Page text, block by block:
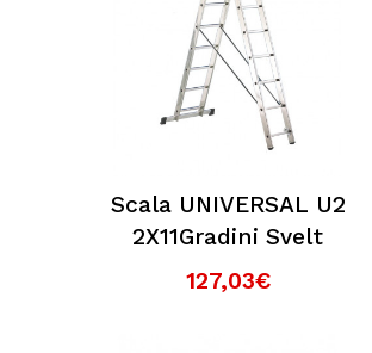
Scala UNIVERSAL U2
2X11Gradini Svelt
127,03€